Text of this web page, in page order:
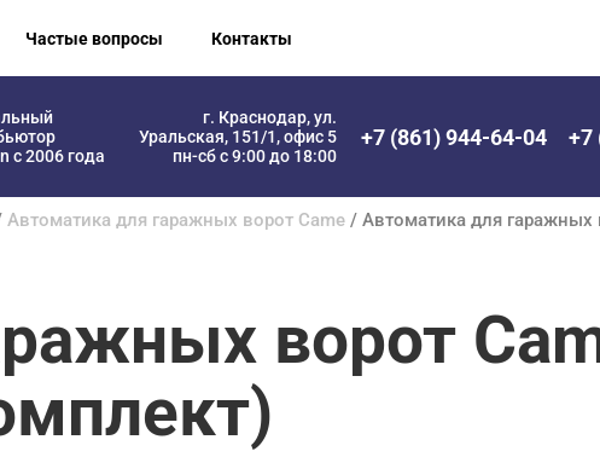
Частые вопросы Контакты
с 2006 года
г. Краснодар, ул.
Уральская, 151/1, офис 5
пн-сб с 9:00 до 18:00
+7 (861) 944-64-04 +7
Автоматика для гаражных ворот Came / Автоматика для гаражных
ворот